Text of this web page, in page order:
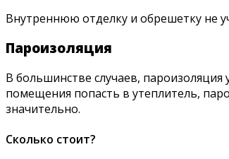
Внутреннюю отделку и обрешетку не
Пароизоляция
В большинстве случаев,
помещения попасть в утеплитель,
значительно.
Сколько стоит?